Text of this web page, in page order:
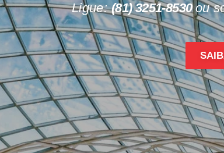
Ligue:(81) 3251-8530ou